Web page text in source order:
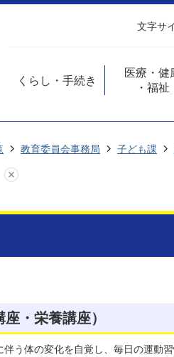
文字サ
くらし・手続き
医療・健
・福祉
教育委員会事務局 子ども課
・栄養講座）
う体の変化を自覚し、毎日の運動